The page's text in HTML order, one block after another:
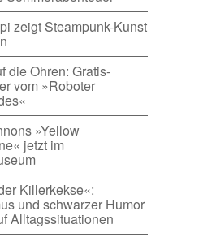
zeigt Steampunk-Kunst
die Ohren: Gratis-
vom »Roboter
»Yellow
jetzt im
Killerkekse«:
und schwarzer Humor
Alltagssituationen